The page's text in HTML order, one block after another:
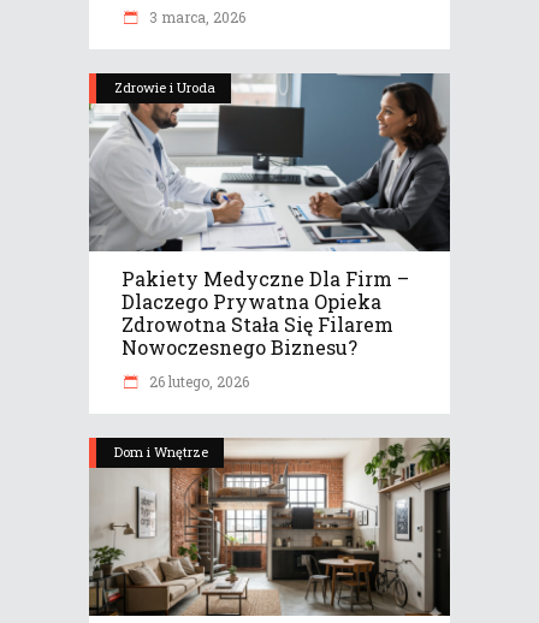
3 marca, 2026
Zdrowie i Uroda
Pakiety Medyczne Dla Firm –
Dlaczego Prywatna Opieka
Zdrowotna Stała Się Filarem
Nowoczesnego Biznesu?
26 lutego, 2026
Dom i Wnętrze